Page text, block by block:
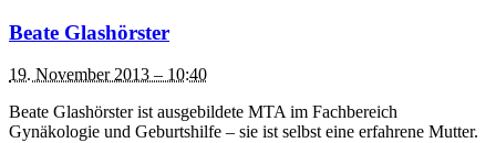
Beate Glashörster
19. November 2013 – 10:40
Beate Glashörster ist ausgebildete MTA im Fachbereich
Gynäkologie und Geburtshilfe – sie ist selbst eine erfahrene Mutter.